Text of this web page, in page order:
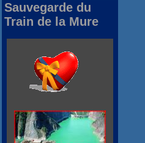
Sauvegarde du
Train de la Mure